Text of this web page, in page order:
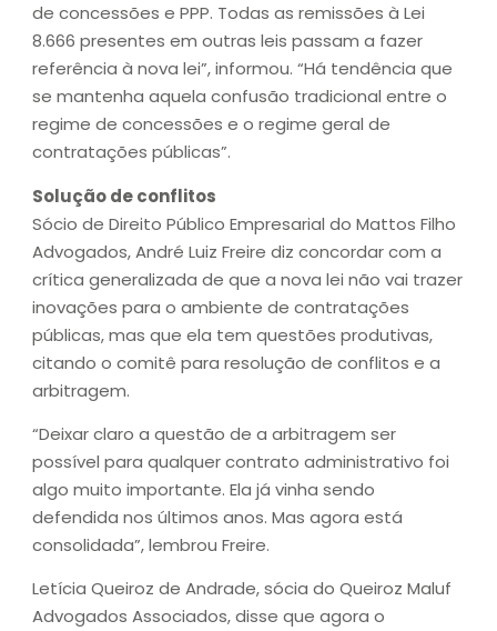
de concessões e PPP. Todas as remissões à Lei
8.666 presentes em outras leis passam a fazer
referência à nova lei”, informou. “Há tendência que
se mantenha aquela confusão tradicional entre o
regime de concessões e o regime geral de
contratações públicas”.
Solução de conflitos
Sócio de Direito Público Empresarial do Mattos Filho
Advogados, André Luiz Freire diz concordar com a
crítica generalizada de que a nova lei não vai trazer
inovações para o ambiente de contratações
públicas, mas que ela tem questões produtivas,
citando o comitê para resolução de conflitos e a
arbitragem.
“Deixar claro a questão de a arbitragem ser
possível para qualquer contrato administrativo foi
algo muito importante. Ela já vinha sendo
defendida nos últimos anos. Mas agora está
consolidada”, lembrou Freire.
Letícia Queiroz de Andrade, sócia do Queiroz Maluf
Advogados Associados, disse que agora o